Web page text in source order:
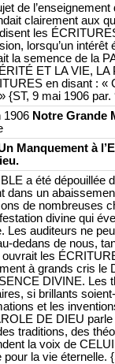
de
clairement aux
les
lorsqu’un intérêt
la semence de la
ET LA VIE,
en disant : «
{ST, 9 mai 1906 par.
1906 Notre Grande
Manquement à
a été dépouillée
dans un
de nombreuses
divine qui
Les auditeurs ne
dedans de nous,
ouvrait les
à grands cris le
DIVINE. Les
si brillants
et les
DE DIEU
traditions, des
la voix de
pour la vie éternelle.